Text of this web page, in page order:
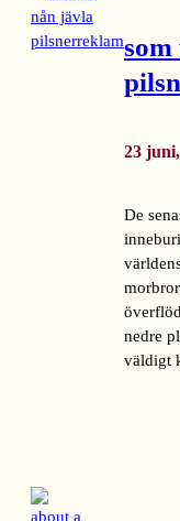
23
De
nedre
väldigt